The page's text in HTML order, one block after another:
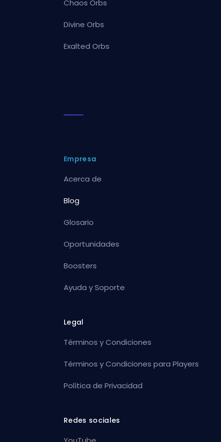
Chaos Orbs
Divine Orbs
Exalted Orbs
Empresa
Acerca de
Blog
Glosario
Oportunidades
Boosters
Ayuda y Soporte
Legal
Términos y Condiciones
Términos y Condiciones para Players
Política de Privacidad
Redes sociales